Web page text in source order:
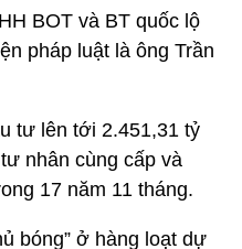
BOT và BT quốc lộ
pháp luật là ông Trần
tư lên tới 2.451,31 tỷ
nhân cùng cấp và
17 năm 11 tháng.
bóng” ở hàng loạt dự